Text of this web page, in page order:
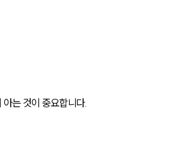
는 것이 중요합니다.